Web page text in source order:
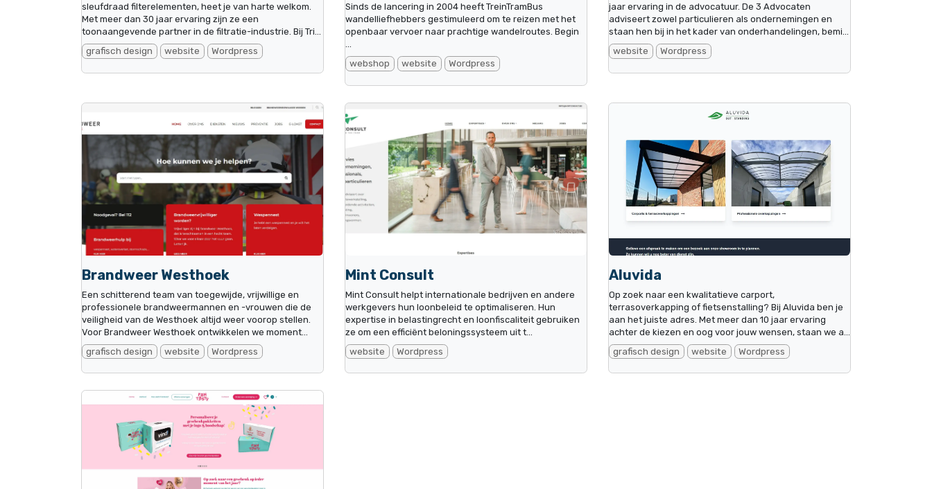
sleufdraad filterelementen, heet je van harte welkom.
Met meer dan 30 jaar ervaring zijn ze een
toonaangevende partner in de filtratie-industrie. Bij Tri...
grafisch design website Wordpress
Sinds de lancering in 2004 heeft TreinTramBus
wandelliefhebbers gestimuleerd om te reizen met het
openbaar vervoer naar prachtige wandelroutes. Begin
webshop website Wordpress
jaar ervaring in de advocatuur. De 3 Advocaten
adviseert zowel particulieren als ondernemingen en
staan hen bij in het kader van onderhandelingen, bemi...
website Wordpress
Brandweer Westhoek
Een schitterend team van toegewijde, vrijwillige en
professionele brandweermannen en -vrouwen die de
veiligheid van de Westhoek altijd weer voorop stellen.
Voor Brandweer Westhoek ontwikkelen we moment...
grafisch design website Wordpress
Mint Consult
Mint Consult helpt internationale bedrijven en andere
werkgevers hun loonbeleid te optimaliseren. Hun
expertise in belastingrecht en loonfiscaliteit gebruiken
ze om een efficiënt beloningssysteem uit t...
website Wordpress
Aluvida
Op zoek naar een kwalitatieve carport,
terrasoverkapping of fietsenstalling? Bij Aluvida ben je
aan het juiste adres. Met meer dan 10 jaar ervaring
achter de kiezen en oog voor jouw wensen, staan we a...
grafisch design website Wordpress